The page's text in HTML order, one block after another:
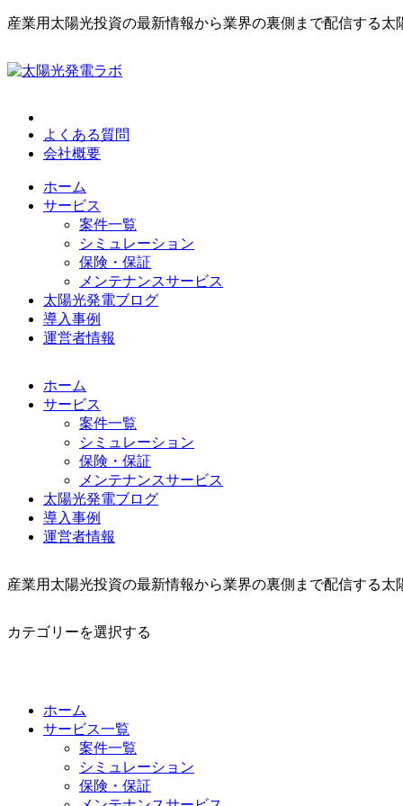
産業用太陽光投資の最新情報から業界の裏側まで配信する太
よくある質問
会社概要
ホーム
サービス
案件一覧
シミュレーション
保険・保証
メンテナンスサービス
太陽光発電ブログ
導入事例
運営者情報
ホーム
サービス
案件一覧
シミュレーション
保険・保証
メンテナンスサービス
太陽光発電ブログ
導入事例
運営者情報
産業用太陽光投資の最新情報から業界の裏側まで配信する太
カテゴリーを選択する
ホーム
サービス一覧
案件一覧
シミュレーション
保険・保証